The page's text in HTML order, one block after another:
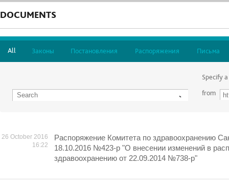
DOCUMENTS
All Законы Постановления Распоряжения Письма
Specify
from
26 October 2016
16:22
Распоряжение Комитета по здравоохранению
18.10.2016 №423-р "О внесении изменений в
здравоохранению от 22.09.2014 №738-р"